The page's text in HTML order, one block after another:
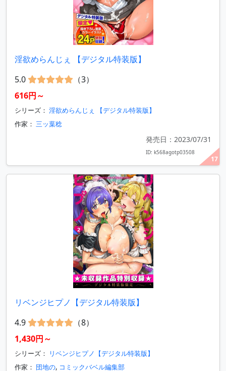
17
淫欲めらんじぇ 【デジタル特装版】
5.0
（3）
616円～
シリーズ： 淫欲めらんじぇ 【デジタル特装版】
作家： 三ッ葉稔
発売日：2023/07/31
ID: k568agotp03508
リベンジヒプノ【デジタル特装版】
4.9
（8）
1,430円～
シリーズ：
リベンジヒプノ【デジタル特装版】
作家： 団地の, コミックバベル編集部